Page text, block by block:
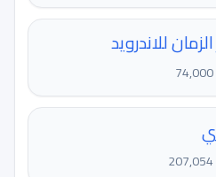
للاندرويد